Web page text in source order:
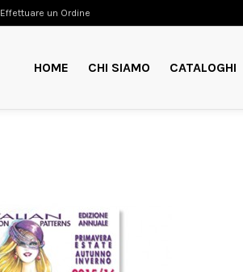
Effettuare un Ordine
HOME CHI SIAMO CATALOGHI